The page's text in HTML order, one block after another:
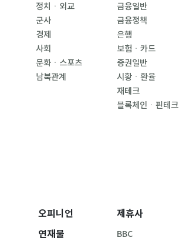
정치ㆍ외교
군사
경제
사회
문화ㆍ스포츠
남북관계
금융일반
금융정책
은행
보험ㆍ카드
증권일반
시황ㆍ환율
재테크
블록체인ㆍ핀테크
오피니언
연재물
제휴사
BBC